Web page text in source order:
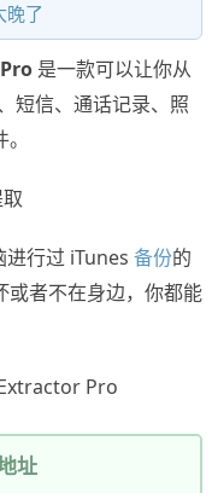
晚了
是一款可以让你从
短信、通话记录、照
进行过 iTunes 备份的
或者不在身边，你都能
址